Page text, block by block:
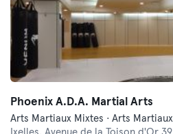
Phoenix A.D.A. Martial Arts